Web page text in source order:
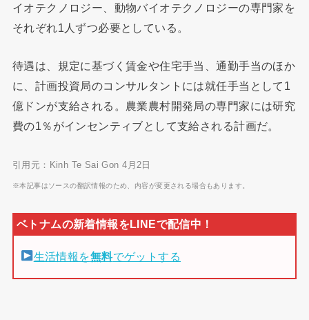
イオテクノロジー、動物バイオテクノロジーの専門家を
それぞれ1人ずつ必要としている。
待遇は、規定に基づく賃金や住宅手当、通勤手当のほか
に、計画投資局のコンサルタントには就任手当として1
億ドンが支給される。農業農村開発局の専門家には研究
費の1％がインセンティブとして支給される計画だ。
引用元：Kinh Te Sai Gon 4月2日
※本記事はソースの翻訳情報のため、内容が変更される場合もあります。
生活情報を無料でゲットする